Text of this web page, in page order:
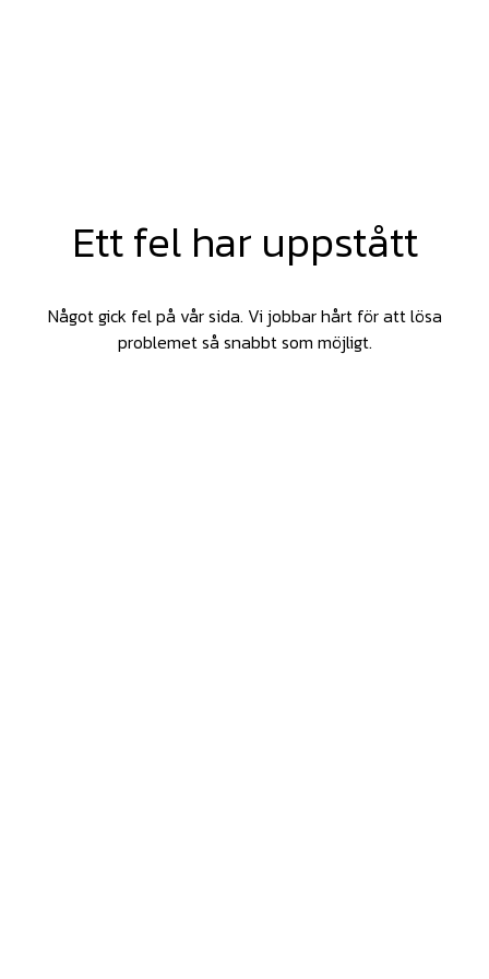
Ett fel har uppstått
Något gick fel på vår sida. Vi jobbar hårt för att lösa
problemet så snabbt som möjligt.